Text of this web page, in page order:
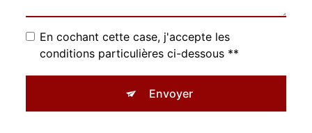
En cochant cette case, j'accepte les
conditions particulières ci-dessous **
Envoyer